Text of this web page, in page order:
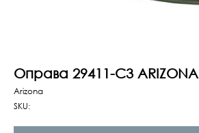
Оправа 29411-C3 ARIZONA
Arizona
SKU: